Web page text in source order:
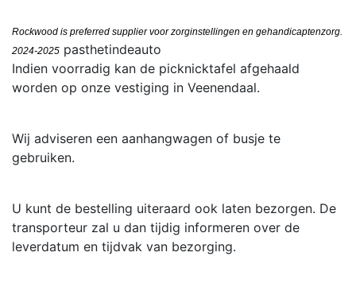
Rockwood is preferred supplier voor zorginstellingen en gehandicaptenzorg.
2024-2025 pasthetindeauto
Indien voorradig kan de picknicktafel afgehaald
worden op onze vestiging in Veenendaal.
Wij adviseren een aanhangwagen of busje te
gebruiken.
U kunt de bestelling uiteraard ook laten bezorgen. De
transporteur zal u dan tijdig informeren over de
leverdatum en tijdvak van bezorging.